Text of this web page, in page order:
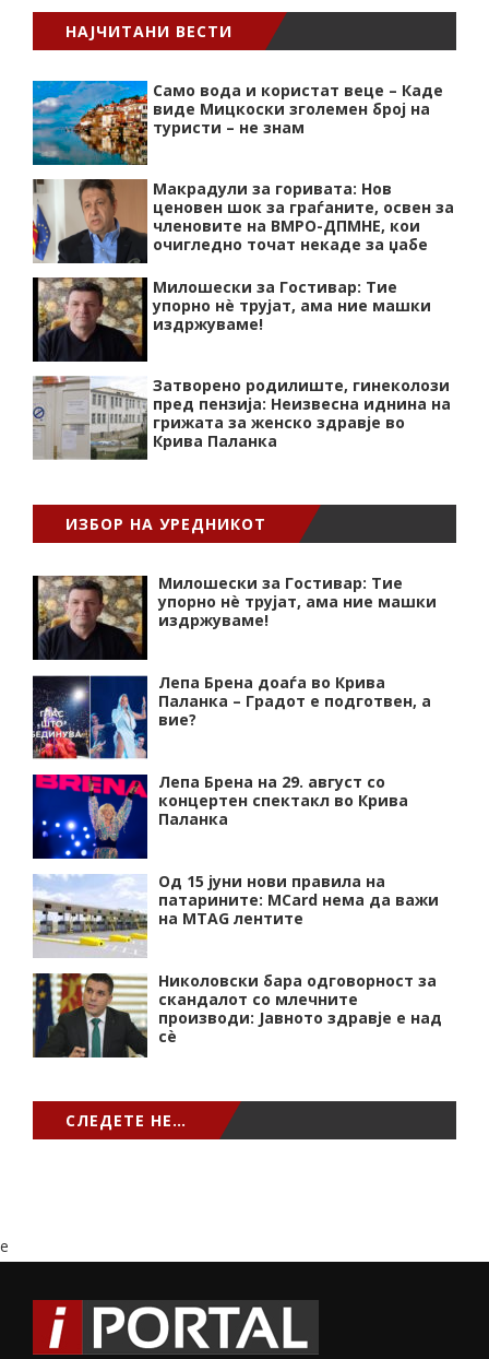
НАЈЧИТАНИ ВЕСТИ
Само вода и користат веце – Каде
виде Мицкоски зголемен број на
туристи – не знам
Макрадули за горивата: Нов
ценовен шок за граѓаните, освен за
членовите на ВМРО-ДПМНЕ, кои
очигледно точат некаде за џабе
Милошески за Гостивар: Тие
упорно нѐ трујат, ама ние машки
издржуваме!
Затворено родилиште, гинеколози
пред пензија: Неизвесна иднина на
грижата за женско здравје во
Крива Паланка
ИЗБОР НА УРЕДНИКОТ
Милошески за Гостивар: Тие
упорно нѐ трујат, ама ние машки
издржуваме!
Лепа Брена доаѓа во Крива
Паланка – Градот е подготвен, а
вие?
Лепа Брена на 29. август со
концертен спектакл во Крива
Паланка
Од 15 јуни нови правила на
патарините: MCard нема да важи
на MTAG лентите
Николовски бара одговорност за
скандалот со млечните
производи: Јавното здравје е над
сѐ
СЛЕДЕТЕ НЕ…
e